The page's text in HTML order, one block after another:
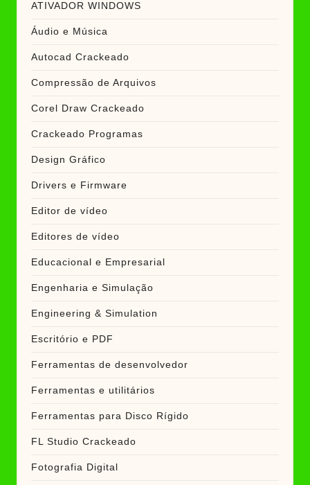
ATIVADOR WINDOWS
Áudio e Música
Autocad Crackeado
Compressão de Arquivos
Corel Draw Crackeado
Crackeado Programas
Design Gráfico
Drivers e Firmware
Editor de vídeo
Editores de vídeo
Educacional e Empresarial
Engenharia e Simulação
Engineering & Simulation
Escritório e PDF
Ferramentas de desenvolvedor
Ferramentas e utilitários
Ferramentas para Disco Rígido
FL Studio Crackeado
Fotografia Digital